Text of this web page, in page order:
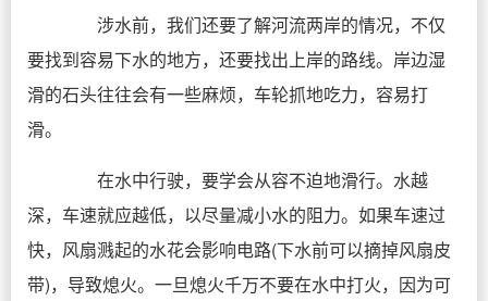
涉水前，我们还要了解河流两岸的情况，不仅
要找到容易下水的地方，还要找出上岸的路线。岸边湿
滑的石头往往会有一些麻烦，车轮抓地吃力，容易打
滑。
在水中行驶，要学会从容不迫地滑行。水越
深，车速就应越低，以尽量减小水的阻力。如果车速过
快，风扇溅起的水花会影响电路(下水前可以摘掉风扇皮
带)，导致熄火。一旦熄火千万不要在水中打火，因为可